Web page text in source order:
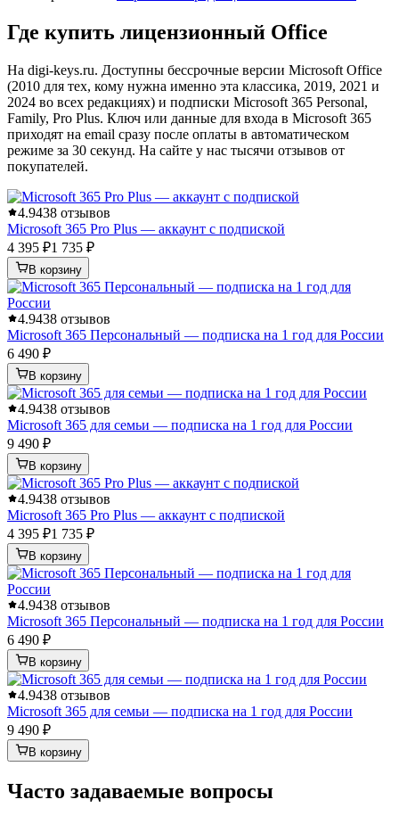
Где купить лицензионный Office
На digi-keys.ru. Доступны бессрочные версии Microsoft Office
(2010 для тех, кому нужна именно эта классика, 2019, 2021 и
2024 во всех редакциях) и подписки Microsoft 365 Personal,
Family, Pro Plus. Ключ или данные для входа в Microsoft 365
приходят на email сразу после оплаты в автоматическом
режиме за 30 секунд. На сайте у нас тысячи отзывов от
покупателей.
4.9438 отзывов
Microsoft 365 Pro Plus — аккаунт с подпиской
4 395 ₽1 735 ₽
В корзину
4.9438 отзывов
Microsoft 365 Персональный — подписка на 1 год для России
6 490 ₽
В корзину
4.9438 отзывов
Microsoft 365 для семьи — подписка на 1 год для России
9 490 ₽
В корзину
4.9438 отзывов
Microsoft 365 Pro Plus — аккаунт с подпиской
4 395 ₽1 735 ₽
В корзину
4.9438 отзывов
Microsoft 365 Персональный — подписка на 1 год для России
6 490 ₽
В корзину
4.9438 отзывов
Microsoft 365 для семьи — подписка на 1 год для России
9 490 ₽
В корзину
Часто задаваемые вопросы